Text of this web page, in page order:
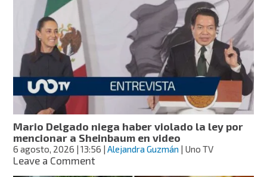
2026
para
escolares?
Mario Delgado niega haber violado la ley por
mencionar a Sheinbaum en video
6 agosto, 2026 | 13:56 |Alejandra Guzmán | Uno TV
Leave a Commenton